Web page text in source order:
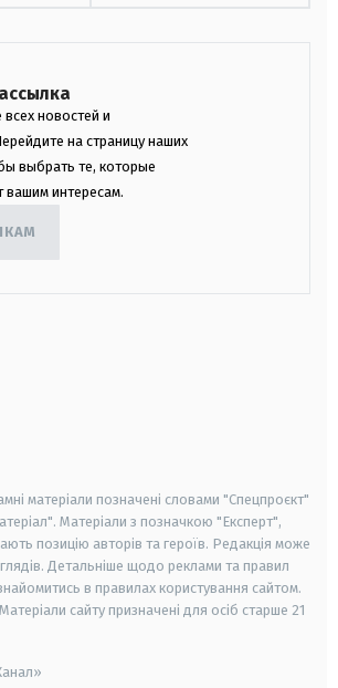
всех новостей и
на страницу наших
выбрать те, которые
вашим интересам.
матеріали позначені словами "Спецпроєкт"
Матеріали з позначкою "Експерт",
позицію авторів та героїв. Редакція може
Детальніше щодо реклами та правил
в правилах користування сайтом.
Матеріали сайту призначені для осіб старше 21